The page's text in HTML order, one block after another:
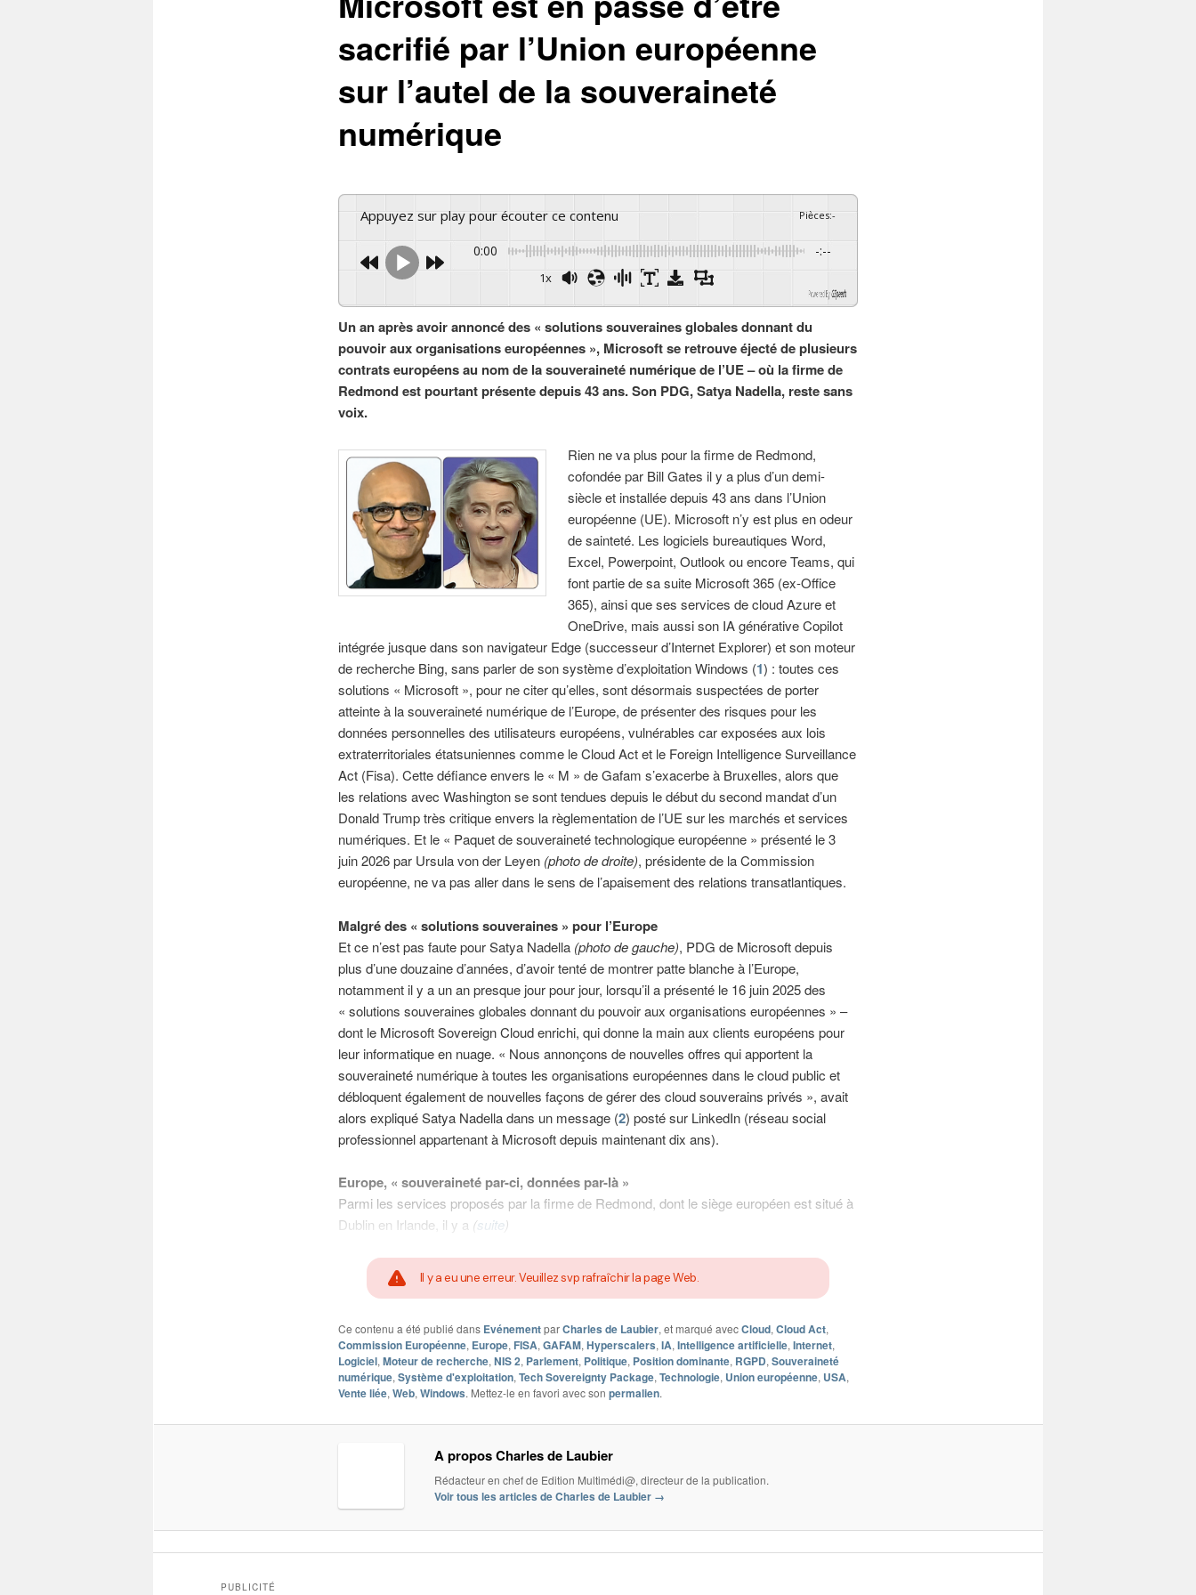
sacrifié par l’Union européenne
sur l’autel de la souveraineté
numérique
Appuyez sur play pour écouter ce contenu Pièces:-
0:00 -:--
1x
GSpeech
Un an après avoir annoncé des « solutions souveraines globales donnant du
pouvoir aux organisations européennes », Microsoft se retrouve éjecté de plusieurs
contrats européens au nom de la souveraineté numérique de l’UE – où la firme de
Redmond est pourtant présente depuis 43 ans. Son PDG, Satya Nadella, reste sans
voix.
Rien ne va plus pour la firme de Redmond,
cofondée par Bill Gates il y a plus d’un demi-
siècle et installée depuis 43 ans dans l’Union
européenne (UE). Microsoft n’y est plus en odeur
de sainteté. Les logiciels bureautiques Word,
Excel, Powerpoint, Outlook ou encore Teams, qui
font partie de sa suite Microsoft 365 (ex-Office
365), ainsi que ses services de cloud Azure et
OneDrive, mais aussi son IA générative Copilot
intégrée jusque dans son navigateur Edge (successeur d’Internet Explorer) et son moteur
de recherche Bing, sans parler de son système d’exploitation Windows (1) : toutes ces
solutions « Microsoft », pour ne citer qu’elles, sont désormais suspectées de porter
atteinte à la souveraineté numérique de l’Europe, de présenter des risques pour les
données personnelles des utilisateurs européens, vulnérables car exposées aux lois
extraterritoriales étatsuniennes comme le Cloud Act et le Foreign Intelligence Surveillance
Act (Fisa). Cette défiance envers le « M » de Gafam s’exacerbe à Bruxelles, alors que
les relations avec Washington se sont tendues depuis le début du second mandat d’un
Donald Trump très critique envers la règlementation de l’UE sur les marchés et services
numériques. Et le « Paquet de souveraineté technologique européenne » présenté le 3
juin 2026 par Ursula von der Leyen (photo de droite), présidente de la Commission
européenne, ne va pas aller dans le sens de l’apaisement des relations transatlantiques.
Malgré des « solutions souveraines » pour l’Europe
Et ce n’est pas faute pour Satya Nadella (photo de gauche), PDG de Microsoft depuis
plus d’une douzaine d’années, d’avoir tenté de montrer patte blanche à l’Europe,
notamment il y a un an presque jour pour jour, lorsqu’il a présenté le 16 juin 2025 des
« solutions souveraines globales donnant du pouvoir aux organisations européennes » –
dont le Microsoft Sovereign Cloud enrichi, qui donne la main aux clients européens pour
leur informatique en nuage. « Nous annonçons de nouvelles offres qui apportent la
souveraineté numérique à toutes les organisations européennes dans le cloud public et
débloquent également de nouvelles façons de gérer des cloud souverains privés », avait
alors expliqué Satya Nadella dans un message (2) posté sur LinkedIn (réseau social
professionnel appartenant à Microsoft depuis maintenant dix ans).
Europe, « souveraineté par-ci, données par-là »
Parmi les services proposés par la firme de Redmond, dont le siège européen est situé à
Dublin en Irlande, il y a (suite)
Il y a eu une erreur. Veuillez svp rafraîchir la page Web.
Ce contenu a été publié dans EvénementparCharles de Laubier, et marqué avecCloud, Cloud Act,
Commission Européenne, Europe, FISA, GAFAM, Hyperscalers, IA, Intelligence artificielle, Internet,
Logiciel, Moteur de recherche, NIS 2, Parlement, Politique, Position dominante, RGPD, Souveraineté
numérique, Système d'exploitation, Tech Sovereignty Package, Technologie, Union européenne, USA,
Vente liée, Web, Windows. Mettez-le en favori avec son permalien.
A propos Charles de Laubier
Rédacteur en chef de Edition Multimédi@, directeur de la publication.
Voir tous les articles de Charles de Laubier →
PUBLICITÉ